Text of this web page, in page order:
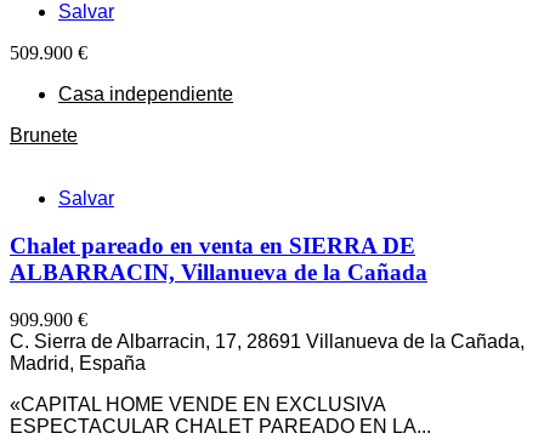
Salvar
509.900 €
Casa independiente
Brunete
Salvar
Chalet pareado en venta en SIERRA DE
ALBARRACIN, Villanueva de la Cañada
909.900 €
C. Sierra de Albarracin, 17, 28691 Villanueva de la Cañada,
Madrid, España
«CAPITAL HOME VENDE EN EXCLUSIVA
ESPECTACULAR CHALET PAREADO EN LA...